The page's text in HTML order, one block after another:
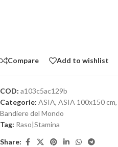
Compare Add to wishlist
COD: a103c5ac129b
Categorie: ASIA, ASIA 100x150 cm,
Bandiere del Mondo
Tag: Raso|Stamina
Share: